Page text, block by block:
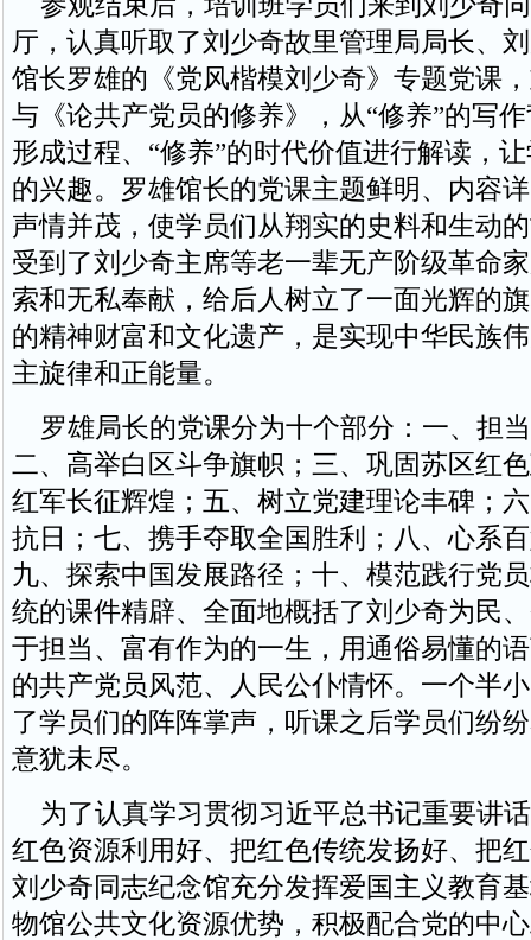
厅，认真听取了刘少奇故里管理局局长、
馆长罗雄的《党风楷模刘少奇》专题党课
与《论共产党员的修养》，从“修养”的写
形成过程、“修养”的时代价值进行解读，
的兴趣。罗雄馆长的党课主题鲜明、内容
声情并茂，使学员们从翔实的史料和生动
受到了刘少奇主席等老一辈无产阶级革命
索和无私奉献，给后人树立了一面光辉的
的精神财富和文化遗产，是实现中华民族
主旋律和正能量。
罗雄局长的党课分为十个部分：一、担
二、高举白区斗争旗帜；三、巩固苏区红
红军长征辉煌；五、树立党建理论丰碑；
抗日；七、携手夺取全国胜利；八、心系
九、探索中国发展路径；十、模范践行党
统的课件精辟、全面地概括了刘少奇为民
于担当、富有作为的一生，用通俗易懂的
的共产党员风范、人民公仆情怀。一个半
了学员们的阵阵掌声，听课之后学员们纷
意犹未尽。
为了认真学习贯彻习近平总书记重要讲
红色资源利用好、把红色传统发扬好、把
刘少奇同志纪念馆充分发挥爱国主义教育
物馆公共文化资源优势，积极配合党的中